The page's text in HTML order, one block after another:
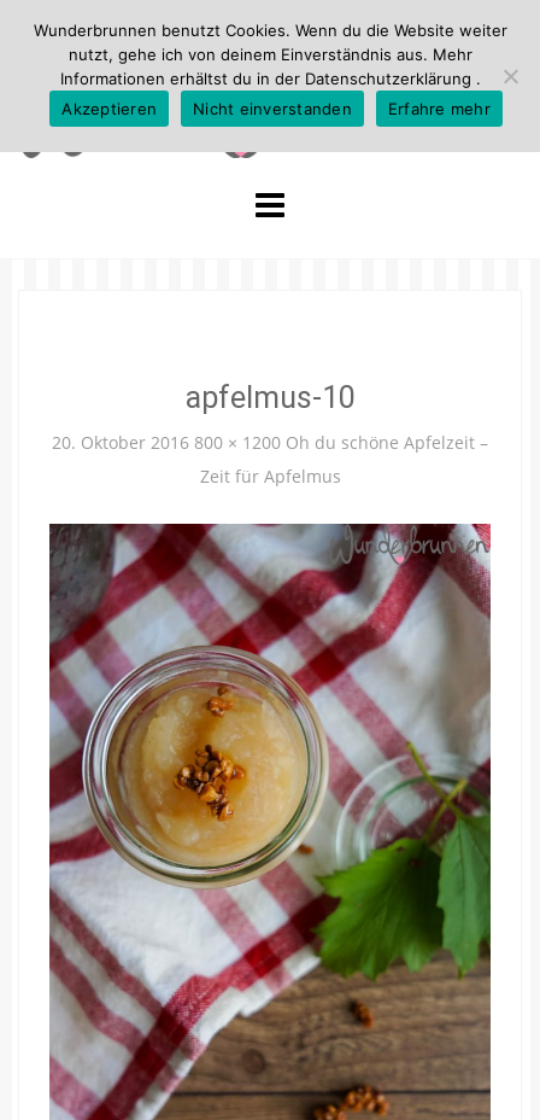
apfelmus-10
20. Oktober 2016 800 × 1200 Oh du schöne Apfelzeit –
Zeit für Apfelmus
Wunderbrunnen benutzt Cookies. Wenn du die Website weiter
nutzt, gehe ich von deinem Einverständnis aus. Mehr
Informationen erhältst du in der Datenschutzerklärung .
Akzeptieren
Nicht einverstanden Erfahre mehr